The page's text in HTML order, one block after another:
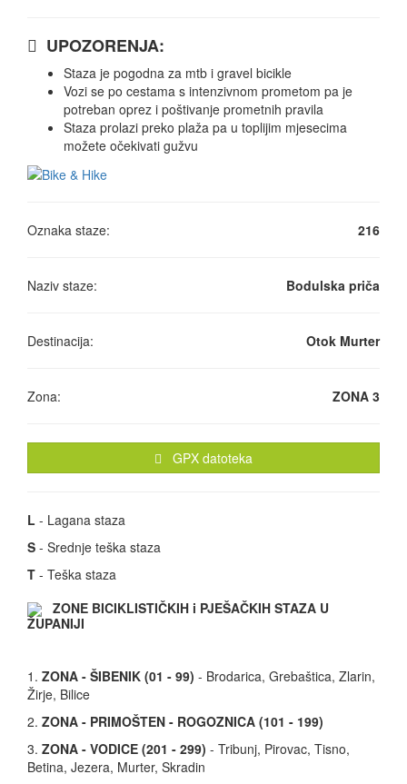
UPOZORENJA:
Staza je pogodna za mtb i gravel bicikle
Vozi se po cestama s intenzivnom prometom pa je
potreban oprez i poštivanje prometnih pravila
Staza prolazi preko plaža pa u toplijim mjesecima
možete očekivati gužvu
Oznaka staze: 216
Naziv staze: Bodulska priča
Destinacija: Otok Murter
Zona: ZONA 3
GPX datoteka
L - Lagana staza
S - Srednje teška staza
T - Teška staza
ZONE BICIKLISTIČKIH i PJEŠAČKIH STAZA U
ŽUPANIJI
1. ZONA - ŠIBENIK (01 - 99) - Brodarica, Grebaštica, Zlarin,
Žirje, Bilice
2. ZONA - PRIMOŠTEN - ROGOZNICA (101 - 199)
3. ZONA - VODICE (201 - 299) - Tribunj, Pirovac, Tisno,
Betina, Jezera, Murter, Skradin